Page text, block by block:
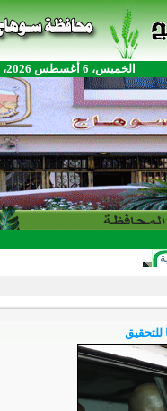
الخميس، 6 أغسطس 2026، 6:18:30 ص